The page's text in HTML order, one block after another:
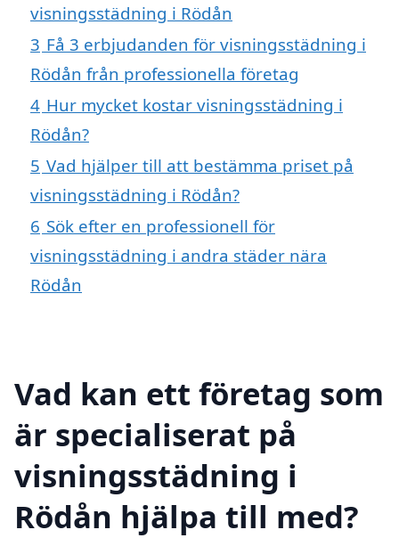
visningsstädning i Rödån
3 Få 3 erbjudanden för visningsstädning i
Rödån från professionella företag
4 Hur mycket kostar visningsstädning i
Rödån?
5 Vad hjälper till att bestämma priset på
visningsstädning i Rödån?
6 Sök efter en professionell för
visningsstädning i andra städer nära
Rödån
Vad kan ett företag som
är specialiserat på
visningsstädning i
Rödån hjälpa till med?